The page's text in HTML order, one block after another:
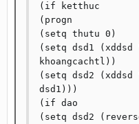
(if ketthuc
(progn
(setq thutu 0)
(setq dsd1 (xddsd
khoangcachtl))
(setq dsd2
dsd1)))
(if dao
(setq dsd2